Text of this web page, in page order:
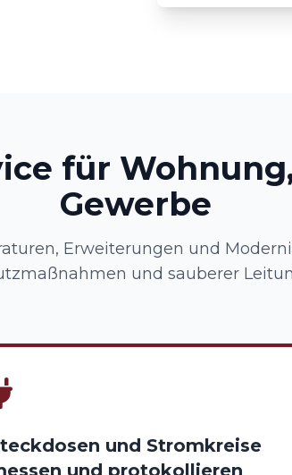
für
Gewerbe
Erweiterungen und
und sauberer
und Stromkreise
und protokollieren